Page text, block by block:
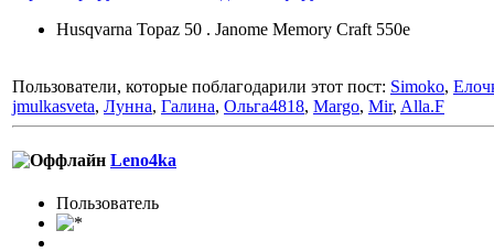
Husqvarna Topaz 50 . Janome Memory Craft 550e
Пользователи, которые поблагодарили этот пост: Simoko,
jmulkasveta, Лунна, Галина, Ольга4818, Margo, Mir, Alla.F
Leno4ka
Пользовaтeль